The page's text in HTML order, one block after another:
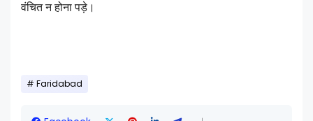
वंचित न होना पड़े।
Faridabad